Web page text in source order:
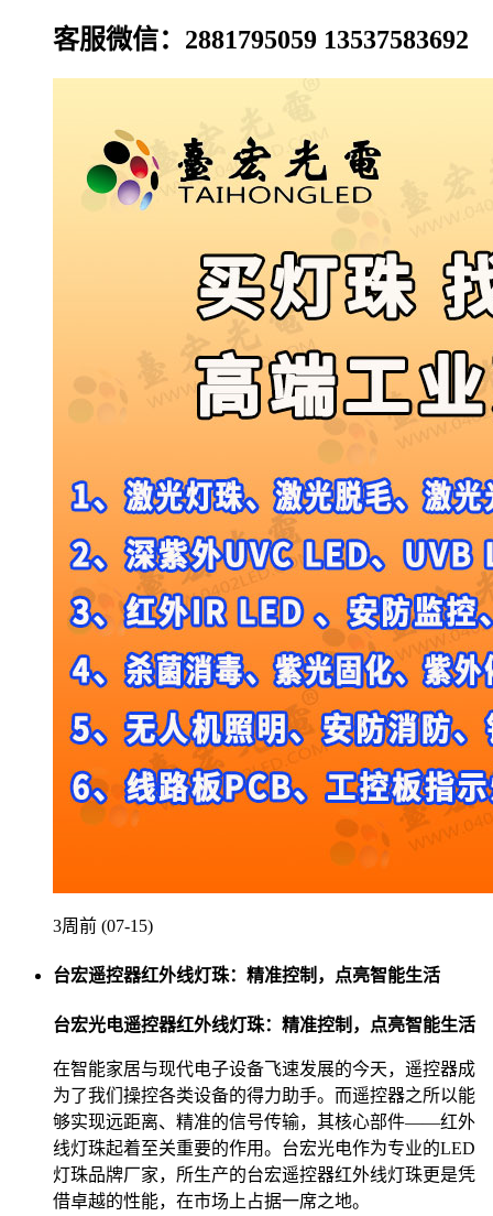
客服微信：2881795059 13537583692
3周前 (07-15)
台宏遥控器红外线灯珠：精准控制，点亮智能生活
台宏光电遥控器红外线灯珠：精准控制，点亮智能生活
在智能家居与现代电子设备飞速发展的今天，遥控器成
为了我们操控各类设备的得力助手。而遥控器之所以能
够实现远距离、精准的信号传输，其核心部件——红外
线灯珠起着至关重要的作用。台宏光电作为专业的LED
灯珠品牌厂家，所生产的台宏遥控器红外线灯珠更是凭
借卓越的性能，在市场上占据一席之地。